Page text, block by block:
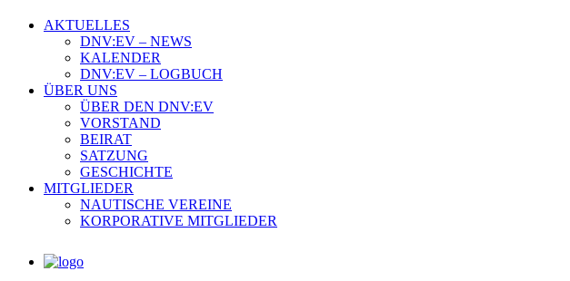
AKTUELLES
DNV:EV – NEWS
KALENDER
DNV:EV – LOGBUCH
ÜBER UNS
ÜBER DEN DNV:EV
VORSTAND
BEIRAT
SATZUNG
GESCHICHTE
MITGLIEDER
NAUTISCHE VEREINE
KORPORATIVE MITGLIEDER